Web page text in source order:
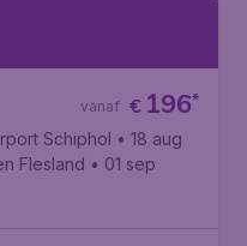
€ 196*
vanaf
Schiphol • 18 aug
Flesland • 01 sep